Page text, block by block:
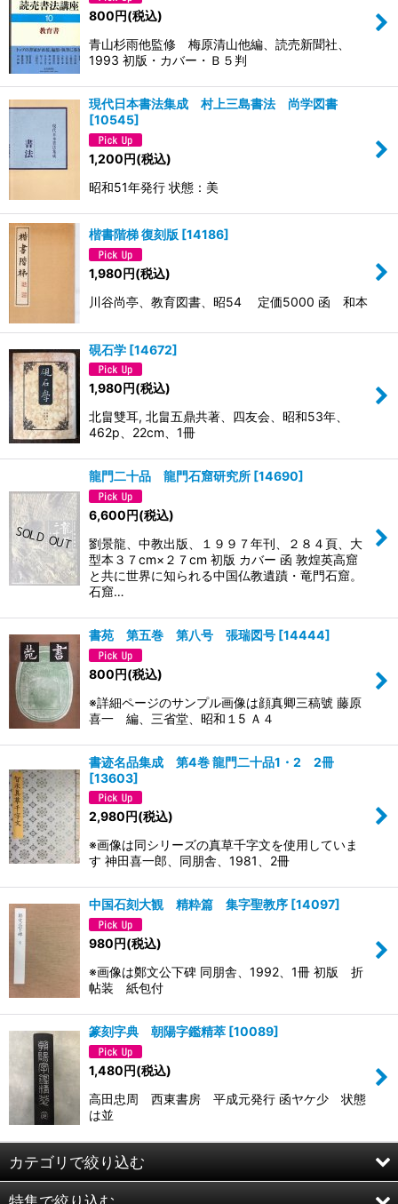
800円(税込)
青山杉雨他監修 梅原清山他編、読売新聞社、
1993 初版・カバー・Ｂ５判
現代日本書法集成 村上三島書法 尚学図書
[10545]
1,200円(税込)
昭和51年発行 状態：美
楷書階梯 復刻版 [14186]
1,980円(税込)
川谷尚亭、教育図書、昭54 定価5000 函 和本
硯石学 [14672]
1,980円(税込)
北畠雙耳, 北畠五鼎共著、四友会、昭和53年、
462p、22cm、1冊
龍門二十品 龍門石窟研究所 [14690]
6,600円(税込)
劉景龍、中教出版、１９９７年刊、２８４頁、大
型本３７cm×２７cm 初版 カバー 函 敦煌英高窟
と共に世界に知られる中国仏教遺蹟・竜門石窟。
石窟…
書苑 第五巻 第八号 張瑞図号 [14444]
800円(税込)
※詳細ページのサンプル画像は顔真卿三稿號 藤原
喜一 編、三省堂、昭和１5 Ａ４
書迹名品集成 第4巻 龍門二十品1・2 2冊
[13603]
2,980円(税込)
※画像は同シリーズの真草千字文を使用していま
す 神田喜一郎、同朋舎、1981、2冊
中国石刻大観 精粋篇 集字聖教序 [14097]
980円(税込)
※画像は鄭文公下碑 同朋舎、1992、1冊 初版 折
帖装 紙包付
篆刻字典 朝陽字鑑精萃 [10089]
1,480円(税込)
高田忠周 西東書房 平成元発行 函ヤケ少 状態
は並
カテゴリで絞り込む